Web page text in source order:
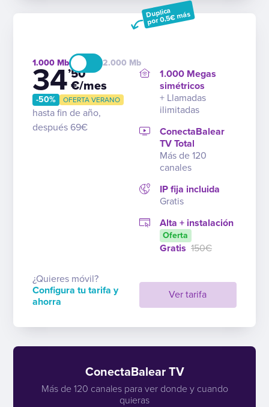
1.000 2.000
Duplica
por 0,5€ más
34’50
€/mes
-50% OFERTA VERANO
hasta fin de año,
después 69€
Ver tarifa
1.000 Megas
simétricos
+ Llamadas
ilimitadas
ConectaBalear
TV Total
Más de 120
canales
IP fija incluida
Gratis
Alta + instalación
Oferta
Gratis 150€
¿Quieres móvil?
Configura tu tarifa y
ahorra
ConectaBalear TV
Más de 120 canales para ver donde y cuando
quieras